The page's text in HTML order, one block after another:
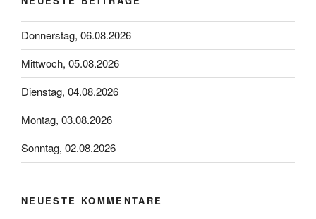
Donnerstag, 06.08.2026
Mittwoch, 05.08.2026
Dienstag, 04.08.2026
Montag, 03.08.2026
Sonntag, 02.08.2026
NEUESTE KOMMENTARE